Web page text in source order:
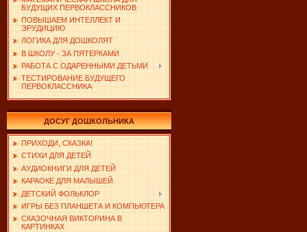
БУДУЩИХ ПЕРВОКЛАССНИКОВ
ПОВЫШАЕМ ИНТЕЛЛЕКТ И
ЭРУДИЦИЮ
ЛОГИКА ДЛЯ ДОШКОЛЯТ
В ШКОЛУ - ЗА ПЯТЕРКАМИ
РАБОТА С ОДАРЕННЫМИ ДЕТЬМИ
ТЕСТИРОВАНИЕ БУДУЩЕГО
ПЕРВОКЛАССНИКА
ДОСУГ ДОШКОЛЬНИКА
ПРИХОДИ, СКАЗКА!
СТИХИ ДЛЯ ДЕТЕЙ
АУДИОКНИГИ ДЛЯ ДЕТЕЙ
КАРАОКЕ ДЛЯ МАЛЫШЕЙ
ДЕТСКИЙ ФОЛЬКЛОР
ИГРЫ БЕЗ ПЛАНШЕТА И КОМПЬЮТЕРА
СКАЗОЧНАЯ ВИКТОРИНА В
КАРТИНКАХ